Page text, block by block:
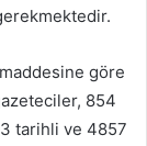
göre
854
tarihli ve 4857